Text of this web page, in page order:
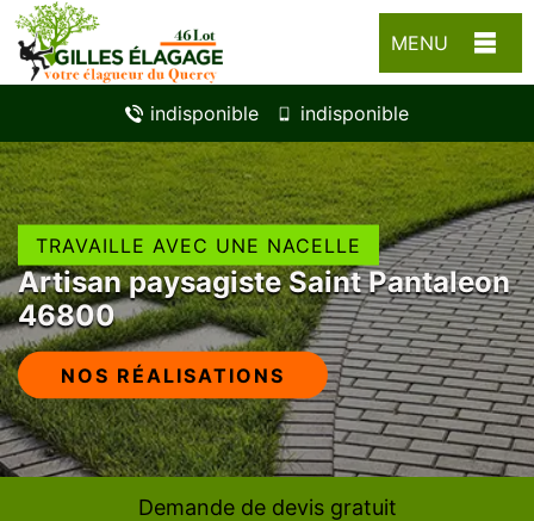
MENU
indisponible indisponible
TRAVAILLE AVEC UNE NACELLE
Artisan paysagiste Saint Pantaleon
46800
NOS RÉALISATIONS
Demande de devis gratuit